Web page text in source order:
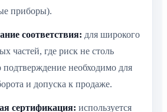
приборы).
соответствия: для широкого
частей, где риск не столь
подтверждение необходимо для
и допуска к продаже.
сертификация: используется